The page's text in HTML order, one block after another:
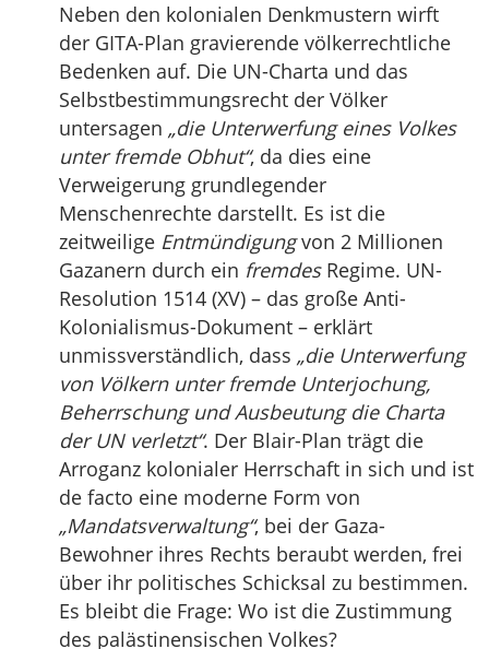
Neben den kolonialen Denkmustern wirft
der GITA-Plan gravierende völkerrechtliche
Bedenken auf. Die UN-Charta und das
Selbstbestimmungsrecht der Völker
untersagen „die Unterwerfung eines Volkes
unter fremde Obhut“, da dies eine
Verweigerung grundlegender
Menschenrechte darstellt. Es ist die
zeitweilige Entmündigungvon 2 Millionen
Gazanern durch ein fremdesRegime. UN-
Resolution 1514 (XV) – das große Anti-
Kolonialismus-Dokument – erklärt
unmissverständlich, dass „die Unterwerfung
von Völkern unter fremde Unterjochung,
Beherrschung und Ausbeutung die Charta
der UN verletzt“. Der Blair-Plan trägt die
Arroganz kolonialer Herrschaft in sich und ist
de facto eine moderne Form von
„Mandatsverwaltung“, bei der Gaza-
Bewohner ihres Rechts beraubt werden, frei
über ihr politisches Schicksal zu bestimmen.
Es bleibt die Frage: Wo ist die Zustimmung
des palästinensischen Volkes?